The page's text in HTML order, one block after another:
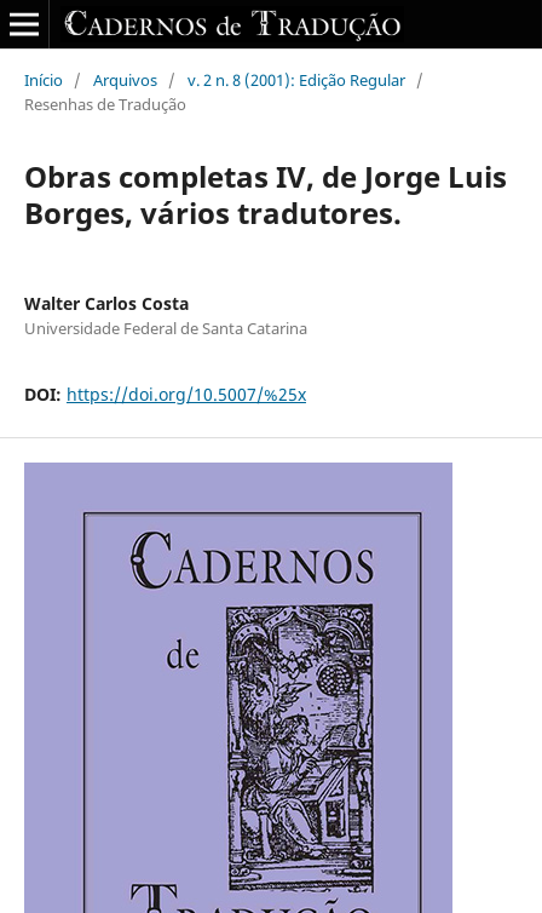
Início / Arquivos / v. 2 n. 8 (2001): Edição Regular /
Resenhas de Tradução
Obras completas IV, de Jorge Luis
Borges, vários tradutores.
Walter Carlos Costa
Universidade Federal de Santa Catarina
DOI: https://doi.org/10.5007/%25x